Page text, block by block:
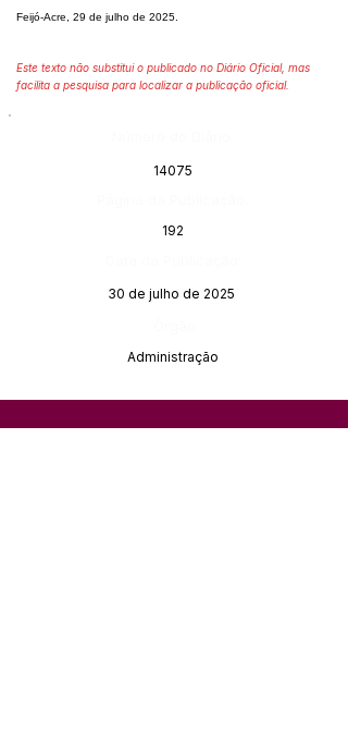
Feijó-Acre, 29 de julho de 2025.
Este texto não substitui o publicado no Diário Oficial, mas
facilita a pesquisa para localizar a publicação oficial.
14075
192
30 de julho de 2025
Administração